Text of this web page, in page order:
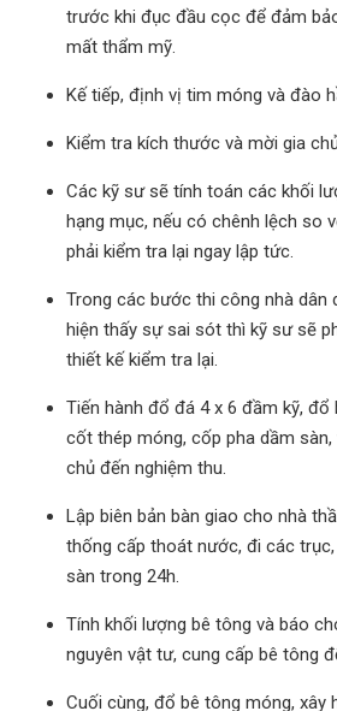
trước khi đục đầu cọc để đảm
mất thẩm mỹ.
Kế tiếp, định vị tim móng và đào
Kiểm tra kích thước và mời gia
Các kỹ sư sẽ tính toán các khối
hạng mục, nếu có chênh lệch so
phải kiểm tra lại ngay lập tức.
Trong các bước thi công nhà dân
hiện thấy sự sai sót thì kỹ sư sẽ
thiết kế kiểm tra lại.
Tiến hành đổ đá 4 x 6 đầm kỹ, đổ
cốt thép móng, cốp pha dầm
chủ đến nghiệm thu.
Lập biên bản bàn giao cho nhà
thống cấp thoát nước, đi các
sàn trong 24h.
Tính khối lượng bê tông và báo
nguyên vật tư, cung cấp bê tông
Cuối cùng, đổ bê tông móng, xây